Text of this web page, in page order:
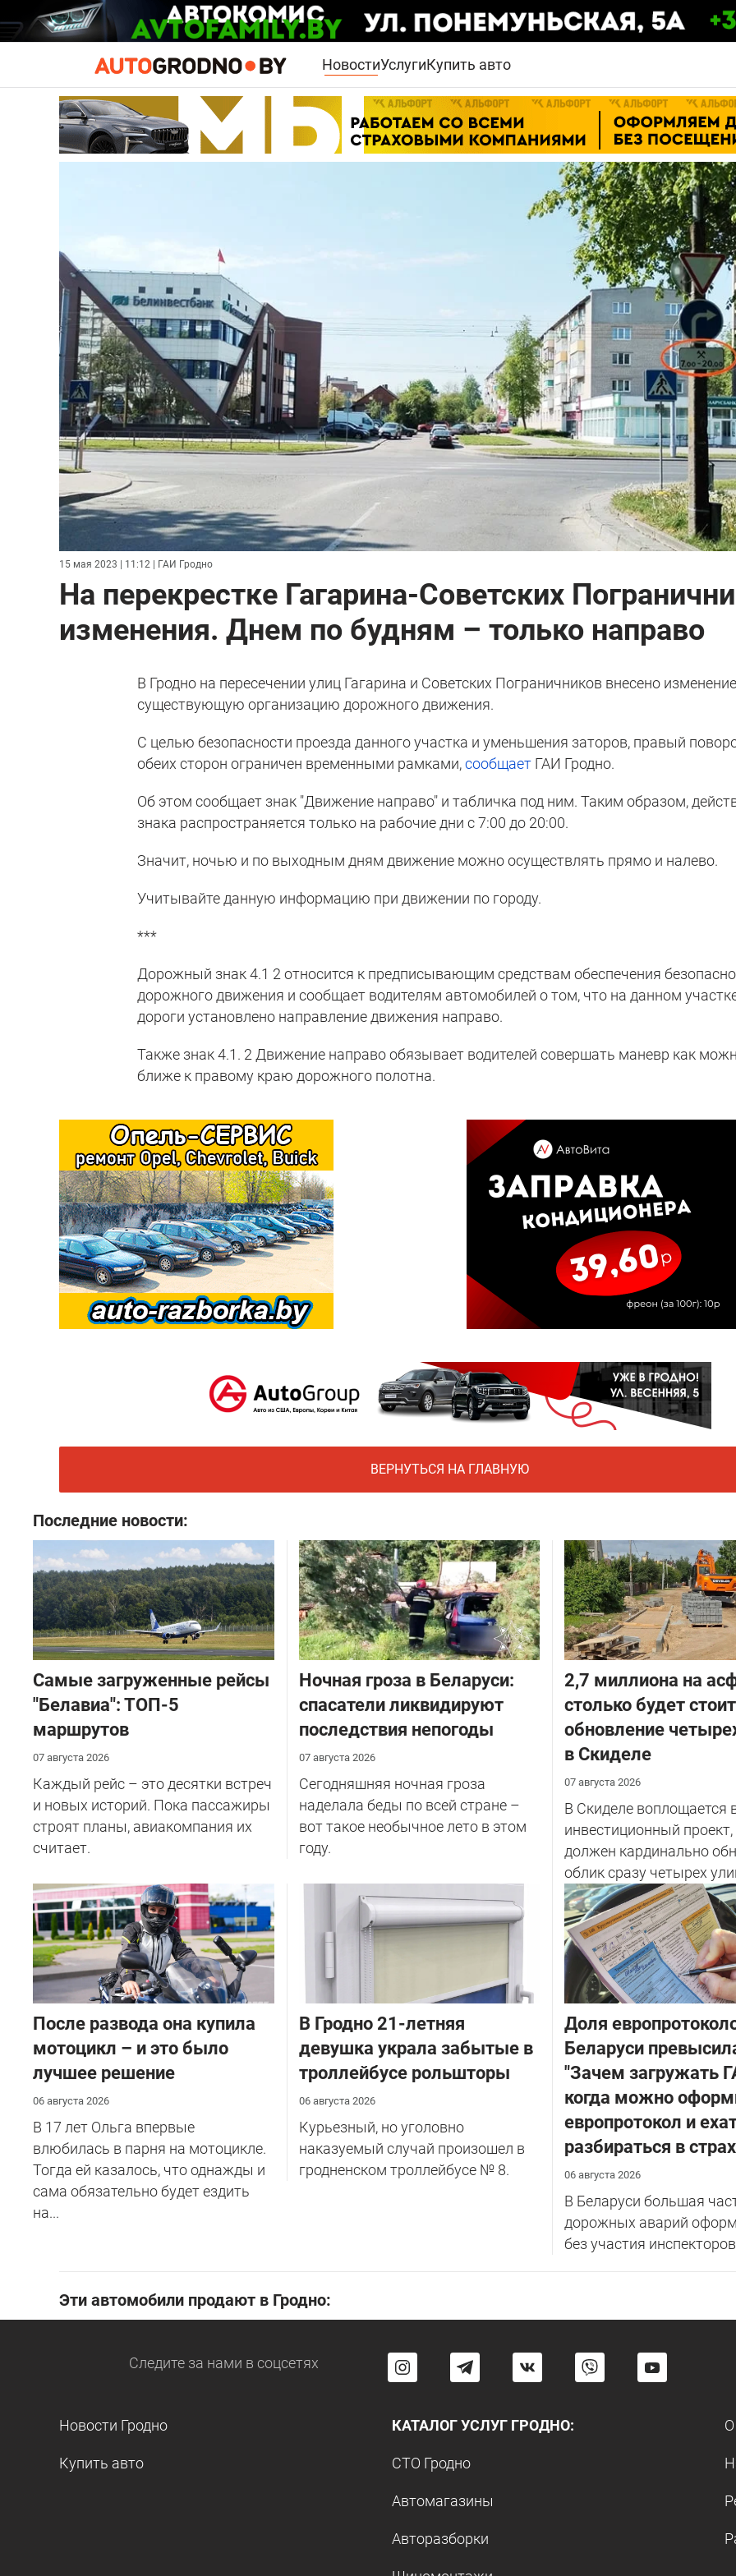
НовостиУслугиКупить авто
15 мая 2023 | 11:12 | ГАИ Гродно
На перекрестке Гагарина-Советских
изменения. Днем по будням – только направо
В Гродно на пересечении улиц Гагарина и Советских Пограничников внесено
существующую организацию дорожного движения.
С целью безопасности проезда данного участка и уменьшения заторов, правый
обеих сторон ограничен временными рамками,сообщает ГАИ Гродно.
Об этом сообщает знак "Движение направо" и табличка под ним. Таким образом,
знака распространяется только на рабочие дни с 7:00 до 20:00.
Значит, ночью и по выходным дням движение можно осуществлять прямо и налево.
Учитывайте данную информацию при движении по городу.
***
Дорожный знак 4.1 2 относится к предписывающим средствам обеспечения
дорожного движения и сообщает водителям автомобилей о том, что на данном
дороги установлено направление движения направо.
Также знак 4.1. 2 Движение направо обязывает водителей совершать маневр как
ближе к правому краю дорожного полотна.
ВЕРНУТЬСЯ НА ГЛАВНУЮ
Последние новости:
Самые загруженные рейсы
"Белавиа": ТОП-5
маршрутов
07 августа 2026
Каждый рейс – это десятки встреч
и новых историй. Пока пассажиры
строят планы, авиакомпания их
считает.
Ночная гроза в Беларуси:
спасатели ликвидируют
последствия непогоды
07 августа 2026
Сегодняшняя ночная гроза
наделала беды по всей стране –
вот такое необычное лето в этом
году.
2,7 миллиона на
столько будет
обновление
в Скиделе
07 августа 2026
В Скиделе воплощается
инвестиционный
должен кардинально
облик сразу четырех
После развода она купила
мотоцикл – и это было
лучшее решение
06 августа 2026
В 17 лет Ольга впервые
влюбилась в парня на мотоцикле.
Тогда ей казалось, что однажды и
сама обязательно будет ездить
на...
В Гродно 21-летняя
девушка украла забытые в
троллейбусе рольшторы
06 августа 2026
Курьезный, но уголовно
наказуемый случай произошел в
гродненском троллейбусе № 8.
Доля
Беларуси
"Зачем загружать
когда можно
европротокол и
разбираться в
06 августа 2026
В Беларуси большая
дорожных аварий
без участия
Эти автомобили продают в Гродно:
Следите за нами в соцсетях
Новости Гродно
Купить авто
КАТАЛОГ УСЛУГ ГРОДНО:
СТО Гродно
Автомагазины
Авторазборки